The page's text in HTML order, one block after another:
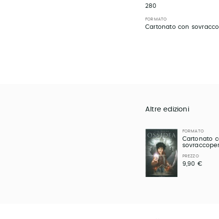
280
FORMATO
Cartonato con
Altre edizioni
FORMATO
Cartonato
PREZZO
9,90 €